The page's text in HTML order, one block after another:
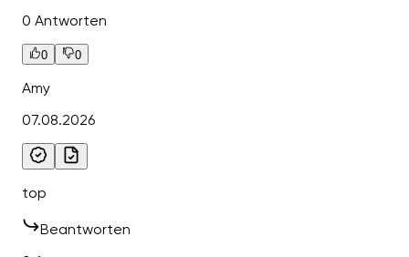
0 Antworten
0 0
Amy
07.08.2026
top
Beantworten